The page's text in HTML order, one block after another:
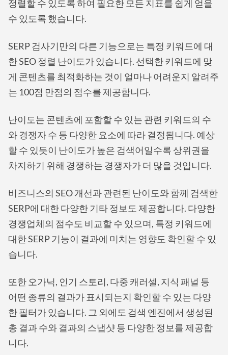
정렬할 수 있도록 하여 필요한 모든 지표를 쉽게 얻을
수 있도록 했습니다.
SERP 검사기만의 다른 기능으로는 특정 키워드에 대
한 SEO 정렬 난이도가 있습니다. 선택한 키워드에 맞
게 콘텐츠를 최적화하는 것이 얼마나 어려운지 알려주
는 100점 만점의 점수를 제공합니다.
난이도는 콘텐츠에 포함할 수 있는 관련 키워드의 수
와 경쟁자 수 등 다양한 요소에 따라 결정됩니다. 예상
할 수 있듯이 난이도가 높은 검색어일수록 상위권을
차지하기 위해 경쟁하는 경쟁자가 더 많을 것입니다.
비즈니스의 SEO 개선과 관련된 난이도와 함께 검색한
SERP에 대한 다양한 기타 정보도 제공합니다. 다양한
경쟁업체의 점수도 비교할 수 있으며, 특정 키워드에
대한 SERP 기능이 결과에 미치는 영향도 확인할 수 있
습니다.
또한 오가닉, 인기 스토리, 다중 캐러셀, 지식 패널 등
어떤 종류의 결과가 표시되는지 확인할 수 있는 다양
한 필터가 있습니다. 그 외에도 검색 엔진에서 생성된
총 결과 수와 결과의 스냅샷 등 다양한 정보를 제공합
니다.